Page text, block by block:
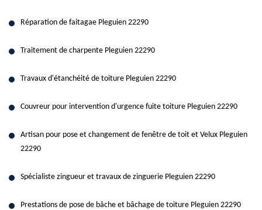
Réparation de faitagae Pleguien 22290
Traitement de charpente Pleguien 22290
Travaux d'étanchéité de toiture Pleguien 22290
Couvreur pour intervention d'urgence fuite toiture Pleguien 22290
Artisan pour pose et changement de fenêtre de toit et Velux Pleguien
22290
Spécialiste zingueur et travaux de zinguerie Pleguien 22290
Prestations de pose de bâche et bâchage de toiture Pleguien 22290